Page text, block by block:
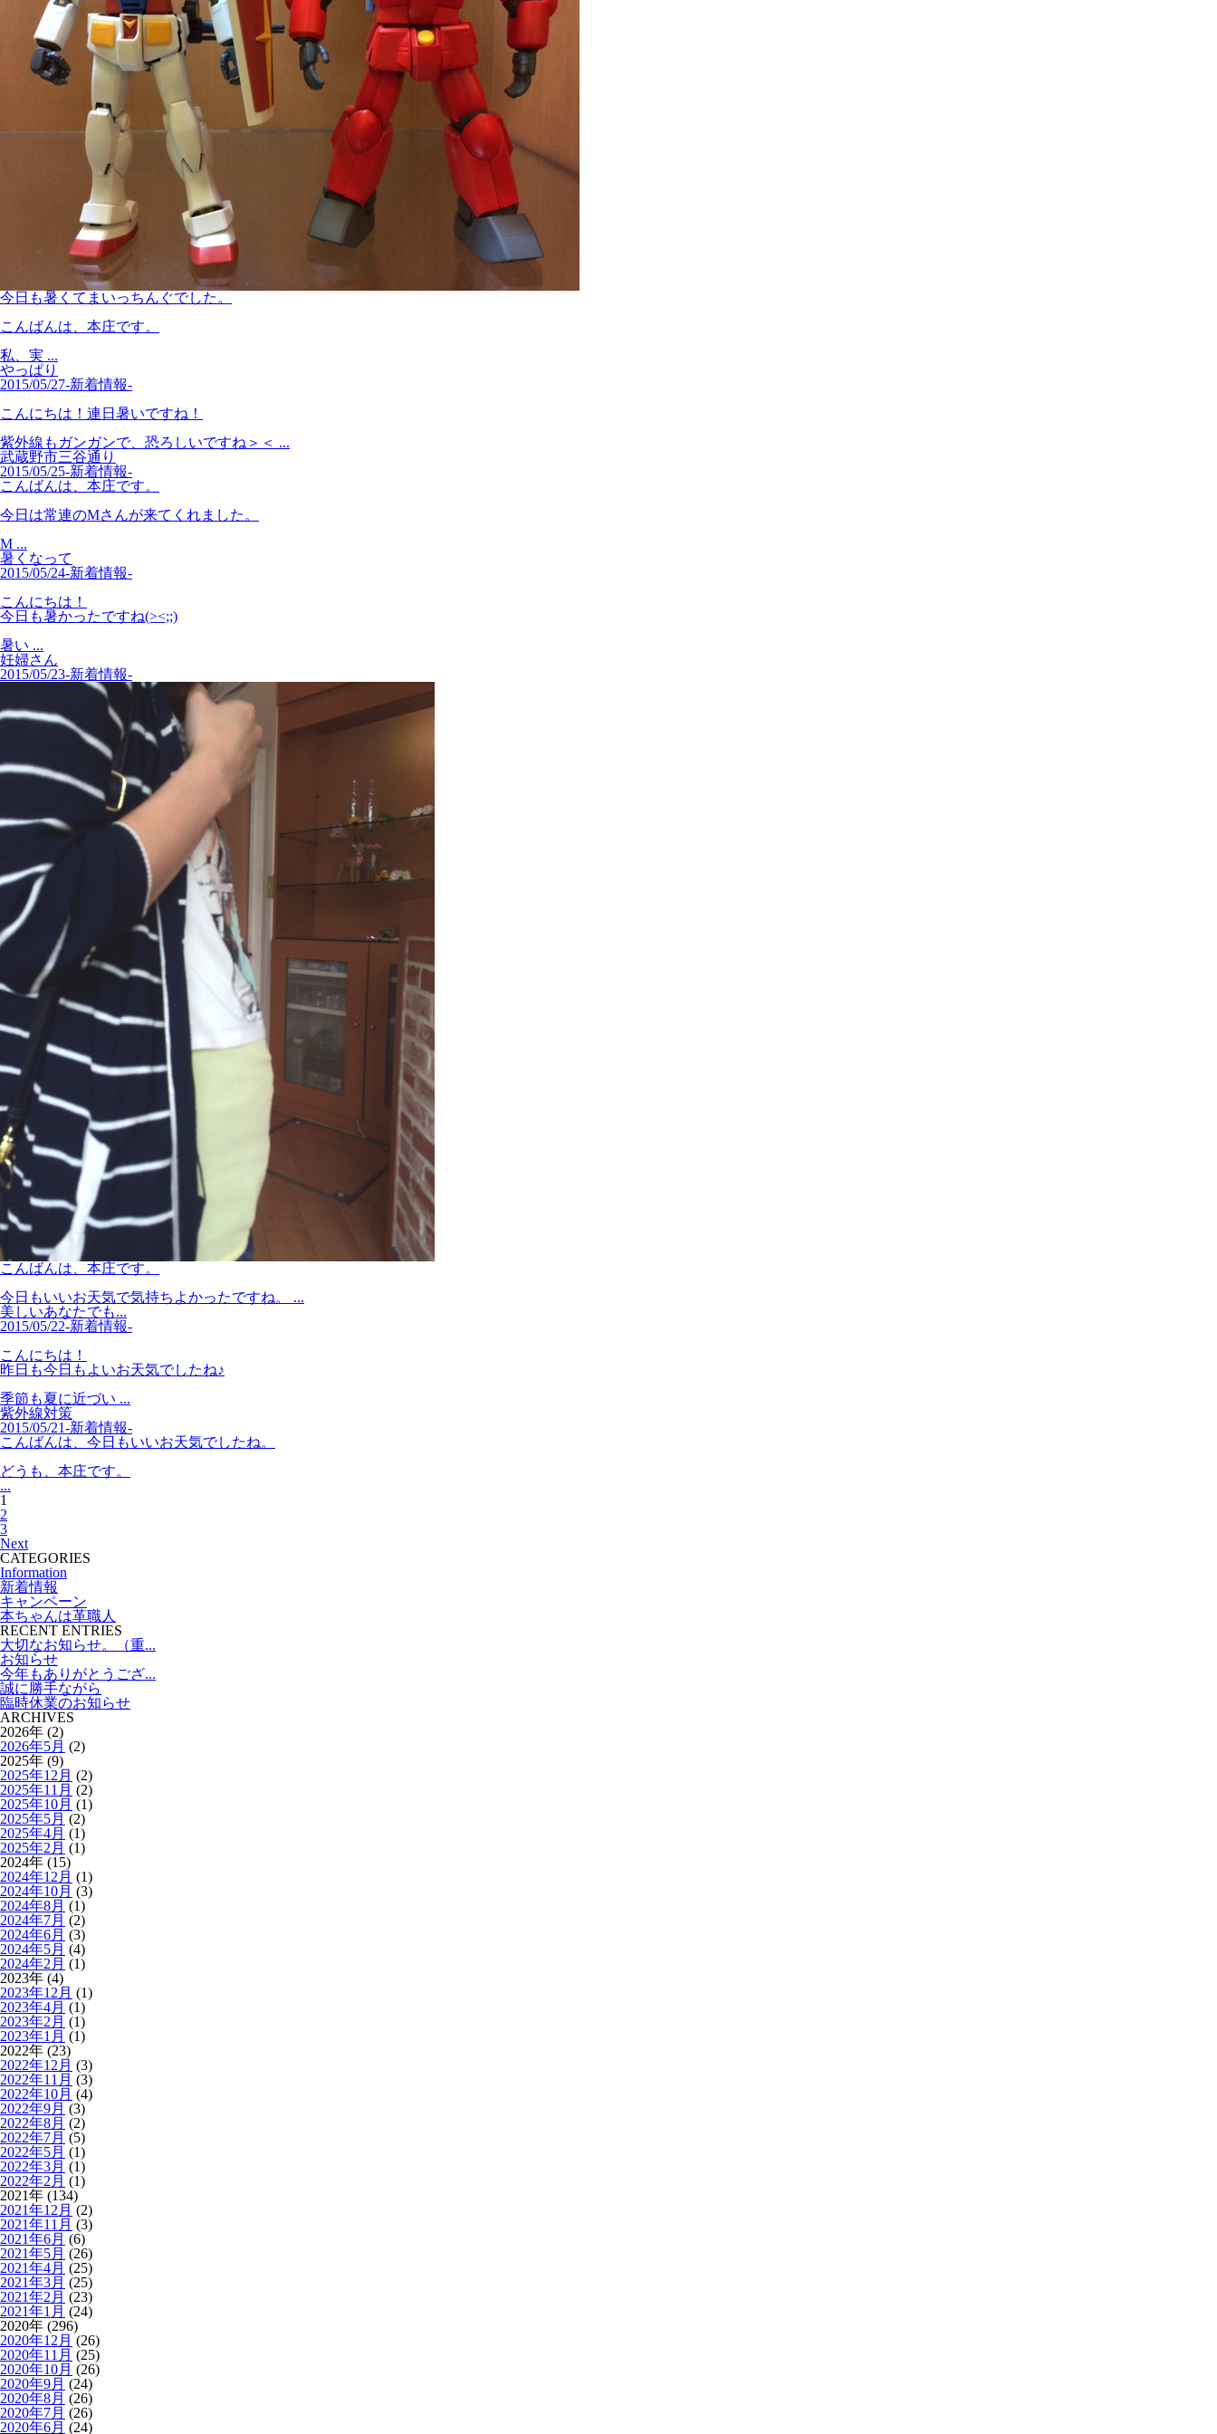
今日も暑くてまいっちんぐでした。
こんばんは、本庄です。
私、実 ...
やっぱり
2015/05/27-新着情報-
こんにちは！連日暑いですね！
紫外線もガンガンで、恐ろしいですね＞＜ ...
武蔵野市三谷通り
2015/05/25-新着情報-
こんばんは、本庄です。
今日は常連のMさんが来てくれました。
M ...
暑くなって
2015/05/24-新着情報-
こんにちは！
今日も暑かったですね(><;;)
暑い ...
妊婦さん
2015/05/23-新着情報-
こんばんは、本庄です。
今日もいいお天気で気持ちよかったですね。 ...
美しいあなたでも...
2015/05/22-新着情報-
こんにちは！
昨日も今日もよいお天気でしたね♪
季節も夏に近づい ...
紫外線対策
2015/05/21-新着情報-
こんばんは、今日もいいお天気でしたね。
どうも、本庄です。
...
1
2
3
Next
CATEGORIES
Information
新着情報
キャンペーン
本ちゃんは革職人
RECENT ENTRIES
大切なお知らせ。（重...
お知らせ
今年もありがとうござ...
誠に勝手ながら
臨時休業のお知らせ
ARCHIVES
2026年 (2)
2026年5月 (2)
2025年 (9)
2025年12月 (2)
2025年11月 (2)
2025年10月 (1)
2025年5月 (2)
2025年4月 (1)
2025年2月 (1)
2024年 (15)
2024年12月 (1)
2024年10月 (3)
2024年8月 (1)
2024年7月 (2)
2024年6月 (3)
2024年5月 (4)
2024年2月 (1)
2023年 (4)
2023年12月 (1)
2023年4月 (1)
2023年2月 (1)
2023年1月 (1)
2022年 (23)
2022年12月 (3)
2022年11月 (3)
2022年10月 (4)
2022年9月 (3)
2022年8月 (2)
2022年7月 (5)
2022年5月 (1)
2022年3月 (1)
2022年2月 (1)
2021年 (134)
2021年12月 (2)
2021年11月 (3)
2021年6月 (6)
2021年5月 (26)
2021年4月 (25)
2021年3月 (25)
2021年2月 (23)
2021年1月 (24)
2020年 (296)
2020年12月 (26)
2020年11月 (25)
2020年10月 (26)
2020年9月 (24)
2020年8月 (26)
2020年7月 (26)
2020年6月 (24)